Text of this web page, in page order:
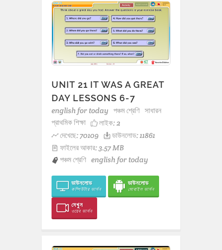
UNIT 21 IT WAS A GREAT
DAY LESSONS 6-7
english for today পঞ্চম শ্রেণি সাধারন
প্রাথমিক শিক্ষা
লাইক:2
দেখেছে: 70109
ডাউনলোড: 11861
ফাইলের আকার: 3.57 MB
পঞ্চম শ্রেণি english for today
ডাউনলোড
কম্পিউটার ভার্সন
ডাউনলোড
মোবাইল ভার্সন
দেখুন
ওয়েব ভার্সন